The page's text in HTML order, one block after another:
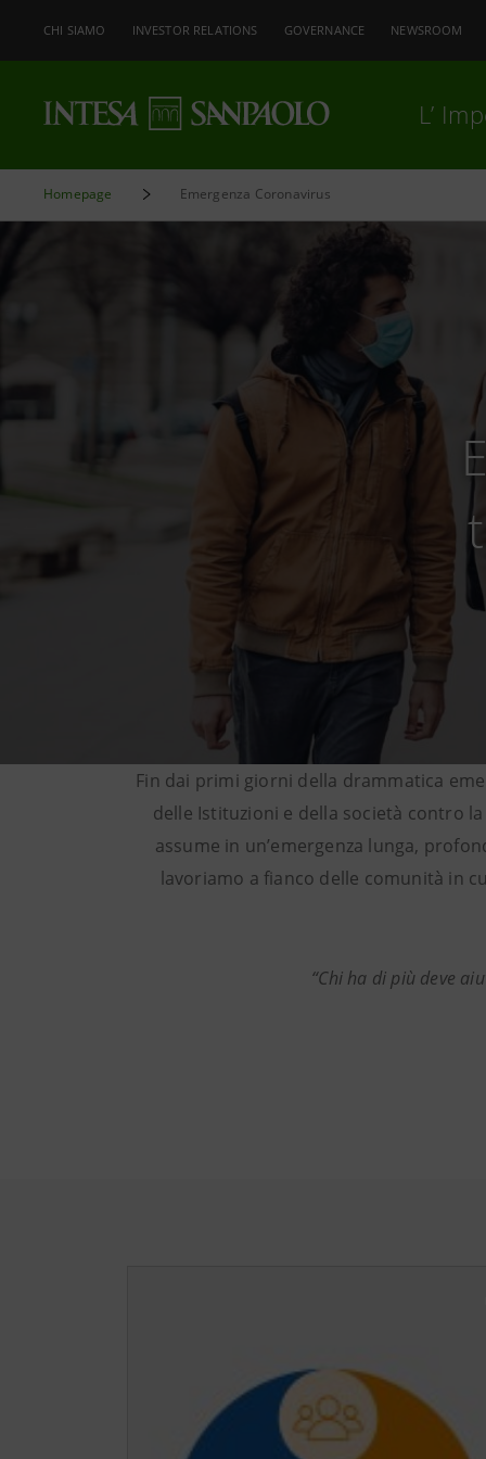
CHI SIAMO INVESTOR RELATIONS GOVERNANCE NEWSROOM
L’
Homepage Emergenza Coronavirus
Fin dai primi giorni della drammatica
delle Istituzioni e della società contro
assume in un’emergenza lunga,
lavoriamo a fianco delle comunità in
“Chi ha di più deve